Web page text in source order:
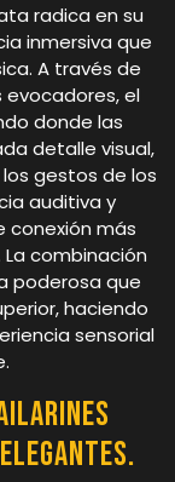
radica en su
inmersiva que
A través de
el
donde las
detalle visual,
gestos de los
auditiva y
conexión más
combinación
poderosa que
haciendo
sensorial